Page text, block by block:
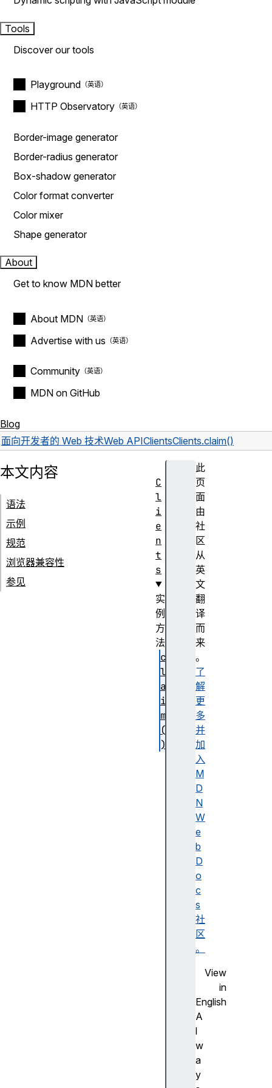
Tools
Discover our tools
Playground
HTTP Observatory
Border-image generator
Border-radius generator
Box-shadow generator
Color format converter
Color mixer
Shape generator
About
Get to know MDN better
About MDN
Advertise with us
Community
MDN on GitHub
Blog
面向开发者的 Web 技术Web APIClientsClients.claim()
此
页
面
由
社
区
从
英
文
翻
译
而
来
。
了
解
更
多
并
加
入
M
D
N
W
e
b
D
o
c
s
社
区
。
View
in
English
A
l
w
a
y
本文内容
语法
示例
规范
浏览器兼容性
参见
C
l
i
e
n
t
s
实
例
方
法
c
l
a
i
m
(
)